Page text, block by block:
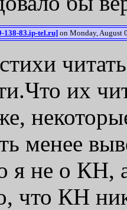
138-83.ip-tel.ru] on Monday, August
их
менее
я не о КН,
что КН